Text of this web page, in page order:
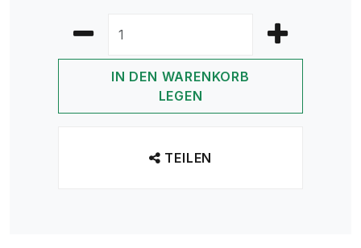
IN DEN WARENKORB
LEGEN
TEILEN